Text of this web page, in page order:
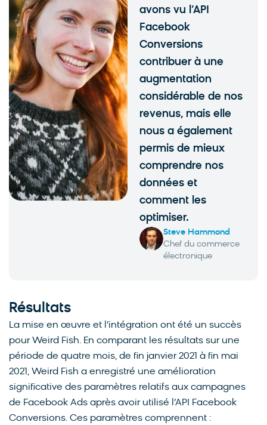
avons vu l’API
Facebook
Conversions
contribuer à une
augmentation
considérable de nos
revenus, mais elle
nous a également
permis de mieux
comprendre nos
données et
comment les
optimiser.
Steve Hammond
Chef du commerce
électronique
Résultats
La mise en œuvre et l’intégration ont été un succès
pour Weird Fish. En comparant les résultats sur une
période de quatre mois, de fin janvier 2021 à fin mai
2021, Weird Fish a enregistré une amélioration
significative des paramètres relatifs aux campagnes
de Facebook Ads après avoir utilisé l’API Facebook
Conversions. Ces paramètres comprennent :